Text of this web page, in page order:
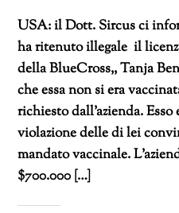
USA: il Dott. Sircus ci
ha ritenuto illegale il
della BlueCross,, Tanja
che essa non si era
richiesto dall’azienda.
violazione delle di lei
mandato vaccinale.
$700.000 […]